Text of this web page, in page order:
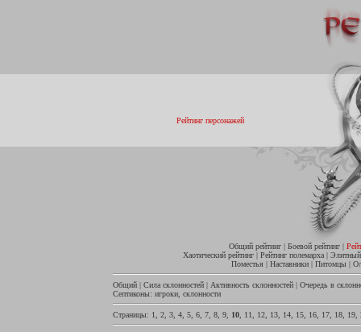
Рейтинг персонажей
Общий рейтинг| Боевой рейтинг|
Хаотический рейтинг| Рейтинг полемарха|
Поместья | Наставники | Питомцы |
Общий | Сила склонностей | Активность склонностей | Очередь в
Септиконы: игроки склонности
Страницы: 1 2 3 4 5 6 7 8 9 10 11 12 13 14 15 16 17 18 19